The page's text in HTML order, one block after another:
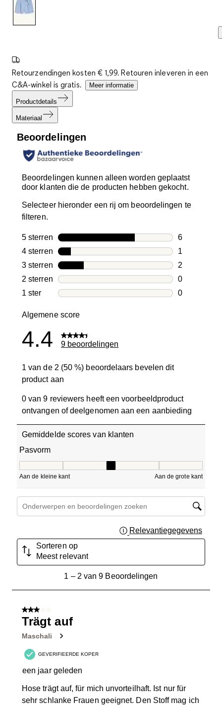
Retourzendingen kosten € 1,99. Retouren inleveren in een
C&A-winkel is gratis.
Meer informatie
Productdetails
Materiaal
Beoordelingen
Beoordelingen kunnen alleen worden geplaatst
door klanten die de producten hebben gekocht.
Selecteer hieronder een rij om beoordelingen te
filteren.
5 sterren sterren
6
6
4 sterren sterren
1
1
3 sterren sterren
2
2
2 sterren sterren
0
0
1 ster sterren
0
Algemene score
4.4 9 beoordelingen
1 van de 2 (50 %) beoordelaars bevelen dit
product aan
0 van 9 reviewers heeft een voorbeeldproduct
ontvangen of deelgenomen aan een aanbieding
Gemiddelde scores van klanten
Pasvorm
Aan de kleine kant Aan de grote kant
Onderwerpen en beoordelingen zoeken per regio
Relevantiegegevens
Sorteren op
Meest relevant
van
Beoordelingen.
1 – 2 van 9 Beoordelingen
3 van 5 sterren.
Trägt auf
Maschali
GEVERIFIEERDE KOPER
een jaar geleden
Hose trägt auf, für mich unvorteilhaft. Ist nur für
sehr schlanke Frauen geeignet. Den Stoff mag ich